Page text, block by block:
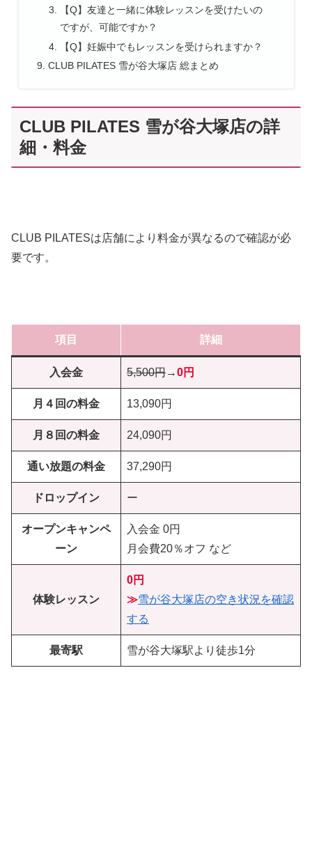
【Q】友達と一緒に体験レッスンを受けたいの
ですが、可能ですか？
【Q】妊娠中でもレッスンを受けられますか？
CLUB PILATES 雪が谷大塚店 総まとめ
CLUB PILATES 雪が谷大塚店の詳
細・料金
CLUB PILATESは店舗により料金が異なるので確認が必
要です。
項目 詳細
入会金 5,500円→0円
月４回の料金 13,090円
月８回の料金 24,090円
通い放題の料金 37,290円
ドロップイン ー
オープンキャンペ
ーン
入会金 0円
月会費20％オフ など
体験レッスン
0円
≫雪が谷大塚店の空き状況を確認
する
最寄駅 雪が谷大塚駅より徒歩1分